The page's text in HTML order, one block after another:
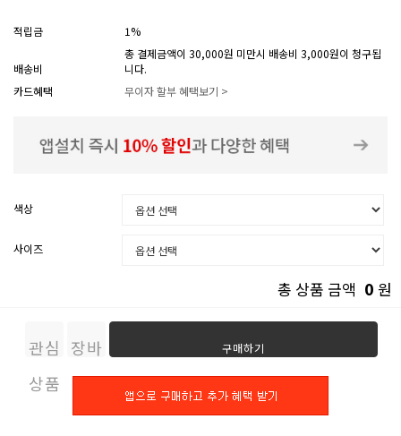
적립금 1%
배송비
총 결제금액이 30,000원 미만시 배송비 3,000원이 청구됩
니다.
카드혜택
무이자 할부 혜택보기 >
색상
사이즈
총 상품 금액 0 원
관심
상품
장바
구니
구매하기